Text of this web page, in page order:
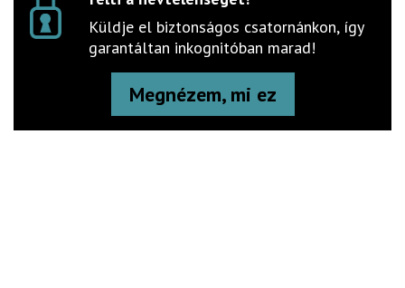
Küldje el biztonságos csatornánkon, így
garantáltan inkognitóban marad!
Megnézem, mi ez